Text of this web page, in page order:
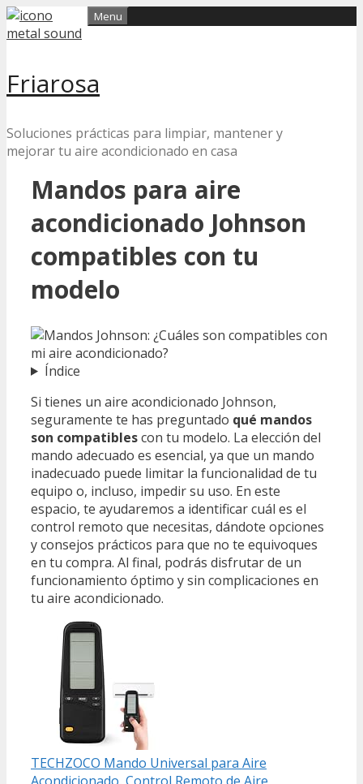
Skip
to
Friarosa
Soluciones prácticas para limpiar, mantener y
mejorar tu aire acondicionado en casa
Menu
Mandos para aire
acondicionado Johnson
compatibles con tu
modelo
Índice
Si tienes un aire acondicionado Johnson,
seguramente te has preguntado qué mandos
son compatiblescon tu modelo. La elección del
mando adecuado es esencial, ya que un mando
inadecuado puede limitar la funcionalidad de tu
equipo o, incluso, impedir su uso. En este
espacio, te ayudaremos a identificar cuál es el
control remoto que necesitas, dándote opciones
y consejos prácticos para que no te equivoques
en tu compra. Al final, podrás disfrutar de un
funcionamiento óptimo y sin complicaciones en
tu aire acondicionado.
TECHZOCO Mando Universal para Aire